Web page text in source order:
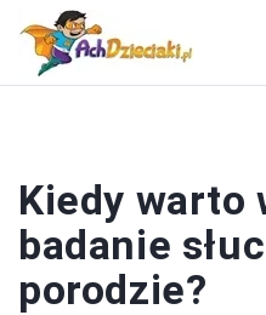
Kiedy warto
badanie
porodzie?